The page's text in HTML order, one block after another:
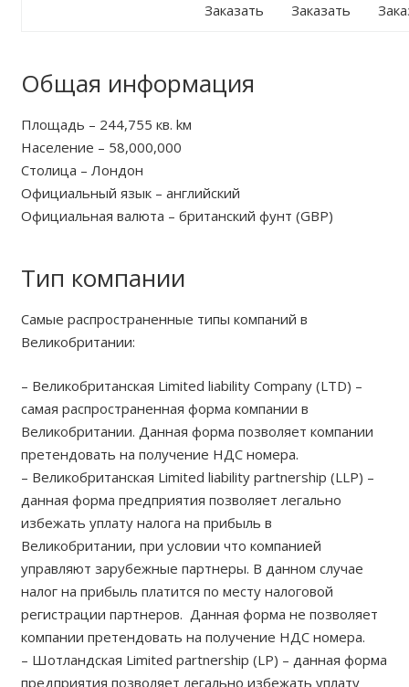
Заказать Заказать
Общая информация
Площадь – 244,755 кв. kм
Население – 58,000,000
Столица – Лондон
Oфициальный язык – английский
Oфициальная валюта – британский фунт (GBP)
Тип компании
Самые распространенные типы компаний в
Великобритании:
– Великобританская Limited liability Company (LTD) –
самая распространенная форма компании в
Великобритании. Данная форма позволяет компании
претендовать на получение НДС номера.
– Великобританская Limited liability partnership (LLP) –
данная форма предприятия позволяет легально
избежать уплату налога на прибыль в
Великобритании, при условии что компанией
управляют зарубежные партнеры. В данном случае
налог на прибыль платится по месту налоговой
регистрации партнеров. Данная форма не позволяет
компании претендовать на получение НДС номера.
– Шотландская Limited partnership (LP) – данная форма
предприятия позволяет легально избежать уплату